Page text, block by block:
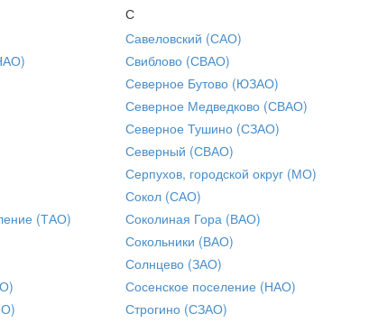
(ТАО)
С
Савеловский (САО)
Свиблово (СВАО)
Северное Бутово (ЮЗАО)
Северное Медведково (СВАО)
Северное Тушино (СЗАО)
Северный (СВАО)
Серпухов, городской округ (МО)
Сокол (САО)
Соколиная Гора (ВАО)
Сокольники (ВАО)
Солнцево (ЗАО)
Сосенское поселение (НАО)
Строгино (СЗАО)